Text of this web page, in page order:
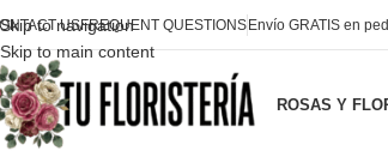
Skip to navigation
Skip to main content
USFREQUENT QUESTIONSEnvío GRATIS en
ROSAS Y